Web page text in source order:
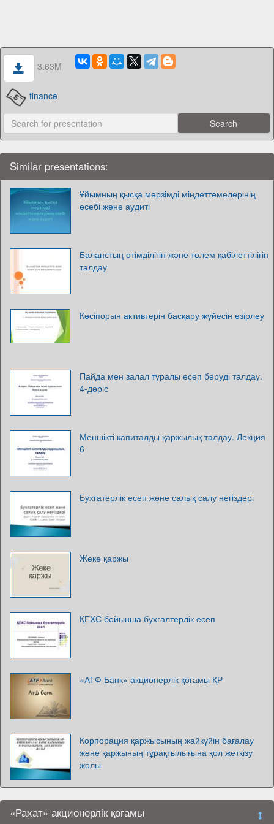
3.63M
finance
Similar presentations:
Ұйымның қысқа мерзімді міндеттемелерінің
есебі және аудиті
Баланстың өтімділігін және төлем қабілеттілігін
талдау
Кәсіпорын активтерін басқару жүйесін әзірлеу
Пайда мен залал туралы есеп беруді талдау.
4-дәріс
Меншікті капиталды қаржылық талдау. Лекция
6
Бухгатерлік есеп және салық салу негіздері
Жеке қаржы
ҚЕХС бойынша бухгалтерлік есеп
«АТФ Банк» акционерлік қоғамы ҚР
Корпорация қаржысының жайкүйін бағалау
және қаржының тұрақтылығына қол жеткізу
жолы
«Рахат» акционерлік қоғамы